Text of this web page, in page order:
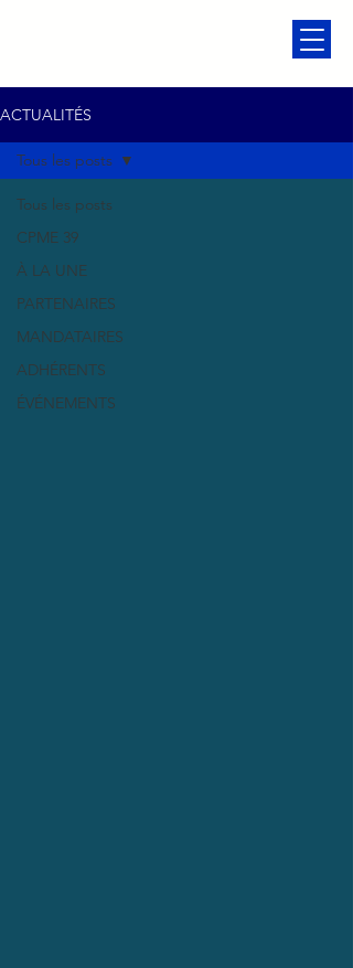
ACTUALITÉS
Tous les posts
CPME 39
À LA UNE
PARTENAIRES
MANDATAIRES
ADHÉRENTS
ÉVÉNEMENTS
Tous les posts